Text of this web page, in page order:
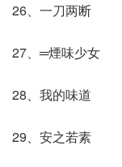
26、一刀两断
27、═煙味少女
28、我的味道
29、安之若素